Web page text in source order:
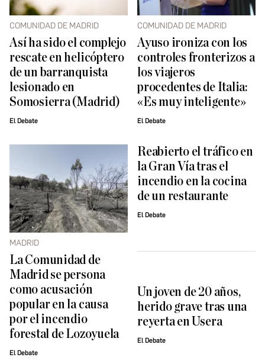
COMUNIDAD DE MADRID
Así ha sido el complejo
rescate en helicóptero
de un barranquista
lesionado en
Somosierra (Madrid)
El Debate
COMUNIDAD DE MADRID
Ayuso ironiza con los
controles fronterizos a
los viajeros
procedentes de Italia:
«Es muy inteligente»
El Debate
MADRID
La Comunidad de
Madrid se persona
como acusación
popular en la causa
por el incendio
forestal de Lozoyuela
El Debate
Reabierto el tráfico en
la Gran Vía tras el
incendio en la cocina
de un restaurante
El Debate
Un joven de 20 años,
herido grave tras una
reyerta en Usera
El Debate